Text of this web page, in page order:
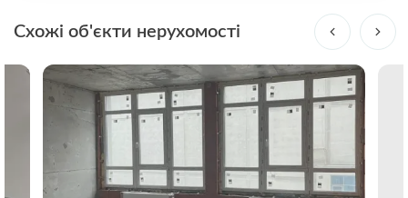
Схожі об'єкти нерухомості